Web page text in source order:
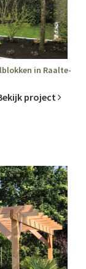
in Raalte-
project